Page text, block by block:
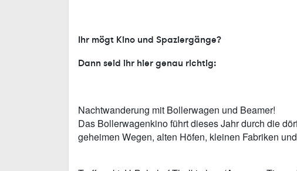
Ihr mögt Kino und Spaziergänge?
Dann seid ihr hier genau richtig:
Nachtwanderung mit Bollerwagen und Beamer!
Das Bollerwagenkino führt dieses Jahr durch die
geheimen Wegen, alten Höfen, kleinen Fabriken